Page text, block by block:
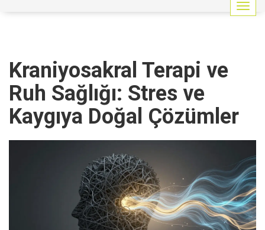
G
e
a
p
a
t
Kraniyosakral Terapi ve
Ruh Sağlığı: Stres ve
Kaygıya Doğal Çözümler